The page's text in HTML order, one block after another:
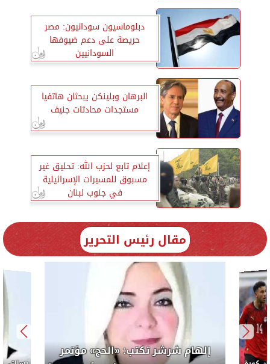
دبلوماسيون سودانيون: مصر
حريصة على دعم ضيوفها
السودانيين
البرهان وبلينكن يبحثان هاتفيا
مستجدات محادثات جنيف
إعلام تابع لحزب الله: تحليق غير
مسبوق للمسيرات الإسرائيلية
في جنوب لبنان
مقال رئيس التحرير